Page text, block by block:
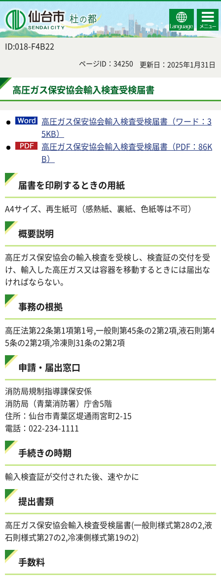
Select
Language
コンテ
ンツメ
ニュー
ID:018-F4B22
ページID：34250 更新日：2025年1月31日
高圧ガス保安協会輸入検査受検届書
高圧ガス保安協会輸入検査受検届書（ワード：3
5KB）
高圧ガス保安協会輸入検査受検届書（PDF：86K
B）
届書を印刷するときの用紙
A4サイズ、再生紙可（感熱紙、裏紙、色紙等は不可）
概要説明
高圧ガス保安協会の輸入検査を受検し、検査証の交付を受
け、輸入した高圧ガス又は容器を移動するときには届出な
ければならない。
事務の根拠
高圧法第22条第1項第1号,一般則第45条の2第2項,液石則第4
5条の2第2項,冷凍則31条の2第2項
申請・届出窓口
消防局規制指導課保安係
消防局（青葉消防署）庁舎5階
住所：仙台市青葉区堤通雨宮町2-15
電話：022-234-1111
手続きの時期
輸入検査証が交付された後、速やかに
提出書類
高圧ガス保安協会輸入検査受検届書(一般則様式第28の2,液
石則様式第27の2,冷凍側様式第19の2)
手数料